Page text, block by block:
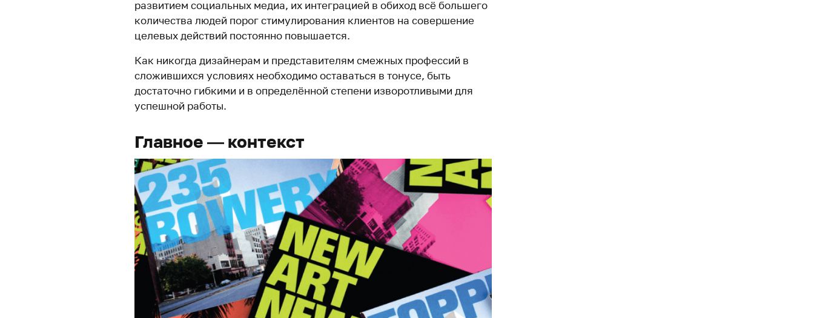
развитием социальных медиа, их интеграцией в обиход всё большего
количества людей порог стимулирования клиентов на совершение
целевых действий постоянно повышается.
Как никогда дизайнерам и представителям смежных профессий в
сложившихся условиях необходимо оставаться в тонусе, быть
достаточно гибкими и в определённой степени изворотливыми для
успешной работы.
Главное — контекст